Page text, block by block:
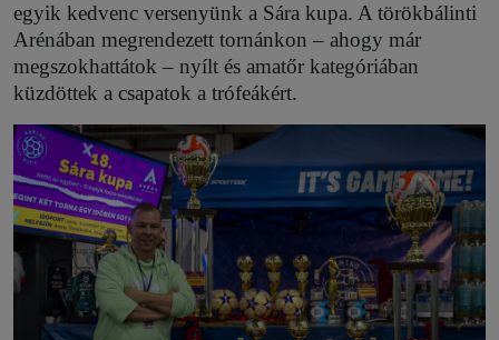
egyik kedvenc versenyünk a Sára kupa. A törökbálinti
Arénában megrendezett tornánkon – ahogy már
megszokhattátok – nyílt és amatőr kategóriában
küzdöttek a csapatok a trófeákért.